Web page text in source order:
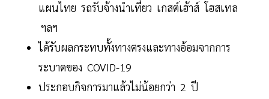
แผนไทย รถรับจ้างนำเที่ยว เกสต์เฮ้าส์ โฮสเทล
ฯลฯ
ได้รับผลกระทบทั้งทางตรงและทางอ้อมจากการ
ระบาดของ COVID-19
ประกอบกิจการมาแล้วไม่น้อยกว่า 2 ปี